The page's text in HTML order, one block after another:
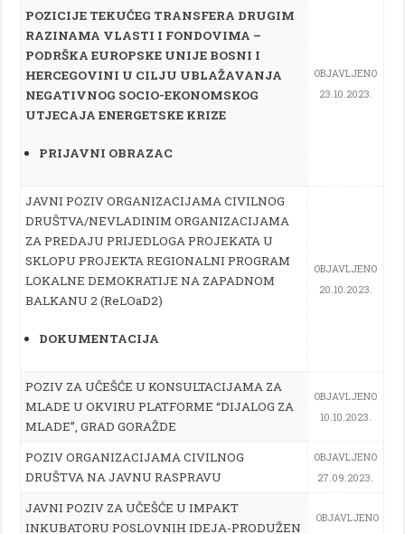
POZICIJE TEKUĆEG TRANSFERA DRUGIM
RAZINAMA VLASTI I FONDOVIMA –
PODRŠKA EUROPSKE UNIJE BOSNI I
HERCEGOVINI U CILJU UBLAŽAVANJA
NEGATIVNOG SOCIO-EKONOMSKOG
UTJECAJA ENERGETSKE KRIZE
PRIJAVNI OBRAZAC
OBJAVLJENO
23.10.2023.
JAVNI POZIV ORGANIZACIJAMA CIVILNOG
DRUŠTVA/NEVLADINIM ORGANIZACIJAMA
ZA PREDAJU PRIJEDLOGA PROJEKATA U
SKLOPU PROJEKTA REGIONALNI PROGRAM
LOKALNE DEMOKRATIJE NA ZAPADNOM
BALKANU 2 (ReLOaD2)
DOKUMENTACIJA
OBJAVLJENO
20.10.2023.
POZIV ZA UČEŠĆE U KONSULTACIJAMA ZA
MLADE U OKVIRU PLATFORME “DIJALOG ZA
MLADE”, GRAD GORAŽDE
OBJAVLJENO
10.10.2023.
POZIV ORGANIZACIJAMA CIVILNOG
DRUŠTVA NA JAVNU RASPRAVU
OBJAVLJENO
27.09.2023.
JAVNI POZIV ZA UČEŠĆE U IMPAKT
INKUBATORU POSLOVNIH IDEJA-PRODUŽEN
OBJAVLJENO